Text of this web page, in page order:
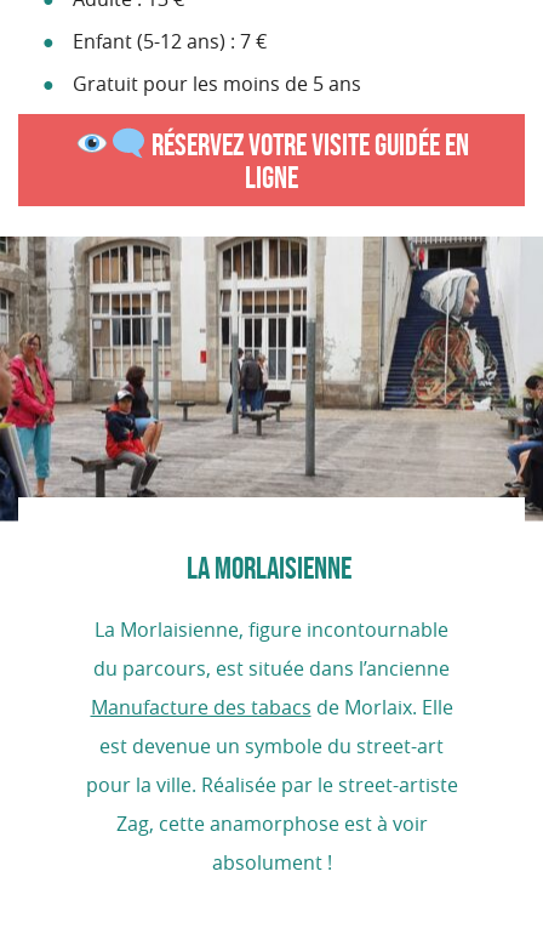
Enfant (5-12 ans) : 7 €
Gratuit pour les moins de 5 ans
RÉSERVEZ VOTRE VISITE GUIDÉE EN
LIGNE
LA MORLAISIENNE
La Morlaisienne, figure incontournable
du parcours, est située dans l’ancienne
Manufacture des tabacs de Morlaix. Elle
est devenue un symbole du street-art
pour la ville. Réalisée par le street-artiste
Zag, cette anamorphose est à voir
absolument !